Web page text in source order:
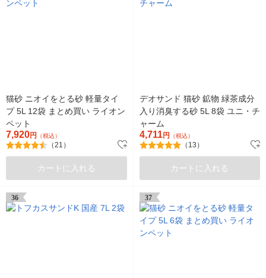
猫砂 ニオイをとる砂 軽量タイ
プ 5L 12袋 まとめ買い ライオン
ペット
7,920円 （税込）
（21）
カートに入れる
デオサンド 猫砂 鉱物 緑茶成分
入り消臭する砂 5L 8袋 ユニ・チ
ャーム
4,711円 （税込）
（13）
カートに入れる
36 37